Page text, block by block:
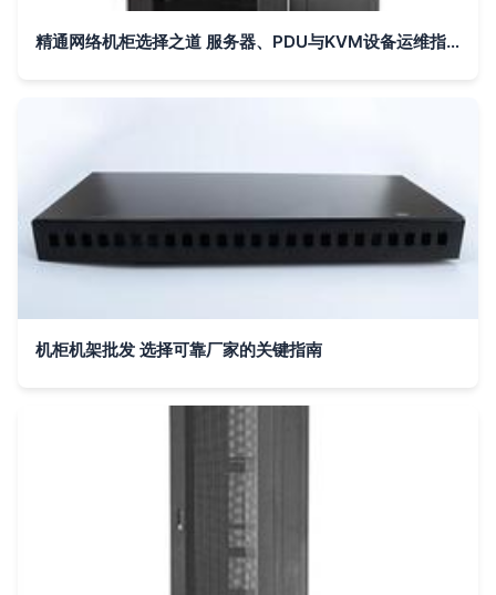
精通网络机柜选择之道 服务器、PDU与KVM设备运维指南
机柜机架批发 选择可靠厂家的关键指南